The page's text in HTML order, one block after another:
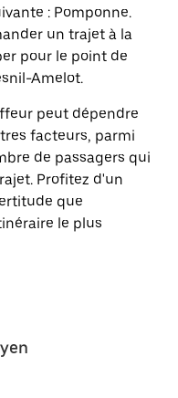
: Pomponne.
un trajet à la
pour le point de
Amelot.
peut dépendre
facteurs, parmi
de passagers qui
Profitez d'un
que
le plus